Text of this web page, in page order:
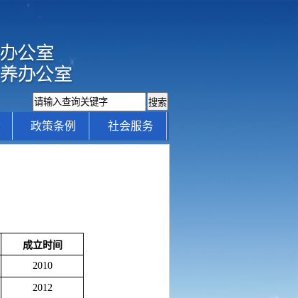
政策条例 社会服务
成立时间
2010
2012